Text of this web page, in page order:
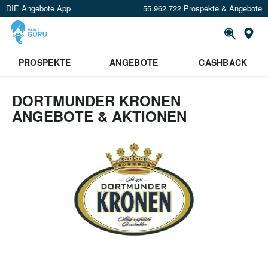
DIE Angebote App 55.962.722 Prospekte & Angebote
Standort festlegen
PROSPEKTE ANGEBOTE CASHBACK
DORTMUNDER KRONEN
ANGEBOTE & AKTIONEN